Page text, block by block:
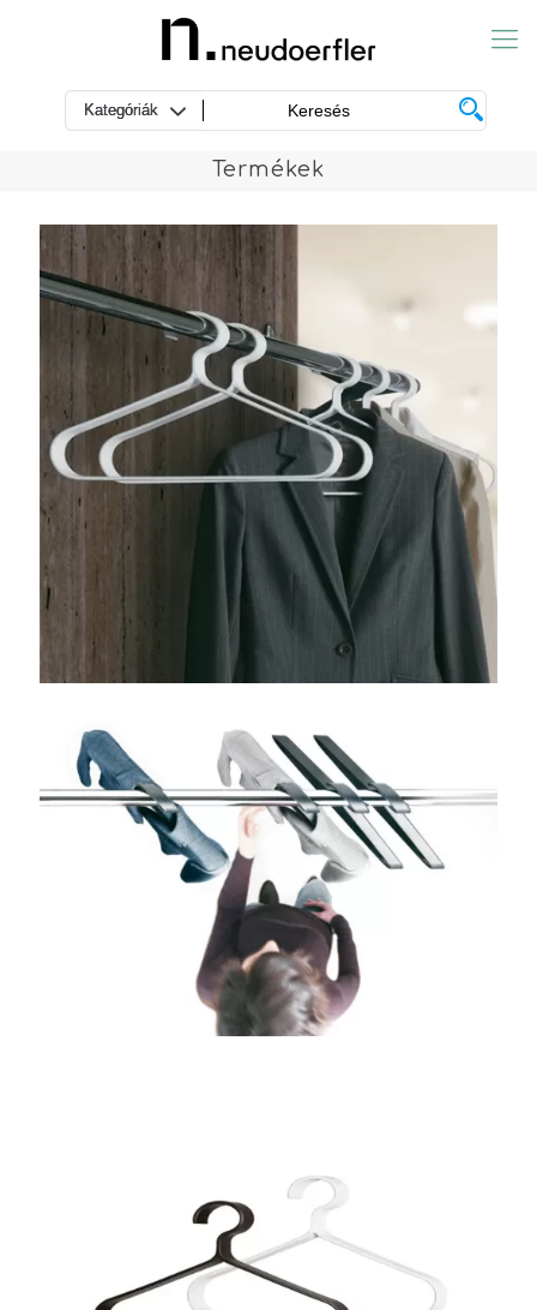
Termékek